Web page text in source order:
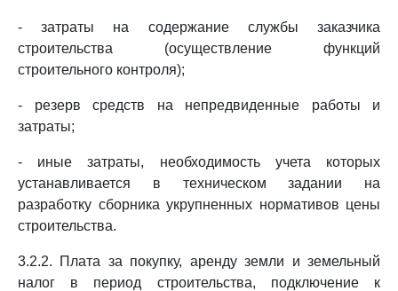
- затраты на содержание службы заказчика
строительства (осуществление функций
строительного контроля);
- резерв средств на непредвиденные работы и
затраты;
- иные затраты, необходимость учета которых
устанавливается в техническом задании на
разработку сборника укрупненных нормативов цены
строительства.
3.2.2. Плата за покупку, аренду земли и земельный
налог в период строительства, подключение к